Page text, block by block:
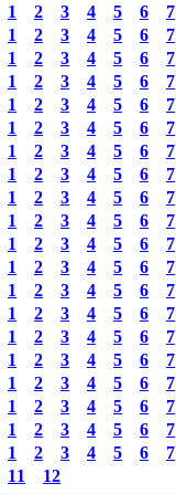
1 2 3 4 5 6
7
1 2 3 4 5 6
7
1 2 3 4 5 6
7
1 2 3 4 5 6
7
1 2 3 4 5 6
7
1 2 3 4 5 6
7
1 2 3 4 5 6
7
1 2 3 4 5 6
7
1 2 3 4 5 6
7
1 2 3 4 5 6
7
1 2 3 4 5 6
7
1 2 3 4 5 6
7
1 2 3 4 5 6
7
1 2 3 4 5 6
7
1 2 3 4 5 6
7
1 2 3 4 5 6
7
1 2 3 4 5 6
7
1 2 3 4 5 6
7
1 2 3 4 5 6
7
1 2 3 4 5 6
7
11 12